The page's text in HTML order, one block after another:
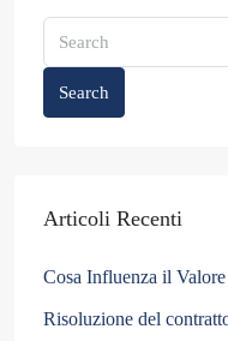
Search
Articoli Recenti
Cosa Influenza il
Risoluzione del